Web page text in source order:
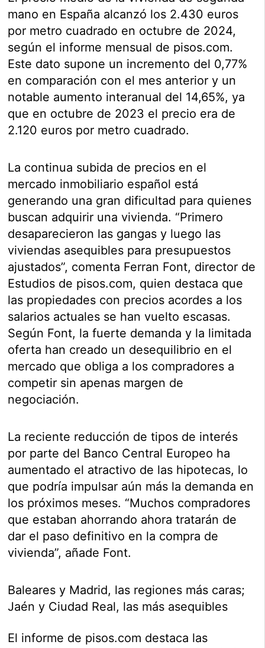
mano en España alcanzó los 2.430 euros
por metro cuadrado en octubre de 2024,
según el informe mensual de pisos.com.
Este dato supone un incremento del 0,77%
en comparación con el mes anterior y un
notable aumento interanual del 14,65%, ya
que en octubre de 2023 el precio era de
2.120 euros por metro cuadrado.
La continua subida de precios en el
mercado inmobiliario español está
generando una gran dificultad para quienes
buscan adquirir una vivienda. “Primero
desaparecieron las gangas y luego las
viviendas asequibles para presupuestos
ajustados”, comenta Ferran Font, director de
Estudios de pisos.com, quien destaca que
las propiedades con precios acordes a los
salarios actuales se han vuelto escasas.
Según Font, la fuerte demanda y la limitada
oferta han creado un desequilibrio en el
mercado que obliga a los compradores a
competir sin apenas margen de
negociación.
La reciente reducción de tipos de interés
por parte del Banco Central Europeo ha
aumentado el atractivo de las hipotecas, lo
que podría impulsar aún más la demanda en
los próximos meses. “Muchos compradores
que estaban ahorrando ahora tratarán de
dar el paso definitivo en la compra de
vivienda”, añade Font.
Baleares y Madrid, las regiones más caras;
Jaén y Ciudad Real, las más asequibles
El informe de pisos.com destaca las